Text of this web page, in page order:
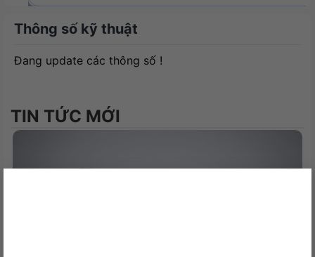
Thông số kỹ thuật
Đang update các thông số !
TIN TỨC MỚI